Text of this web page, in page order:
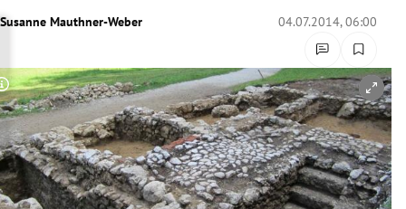
Untermenü
Untermenü
Untermenü
Untermenü
Susanne Mauthner-Weber 04.07.2014, 06:00
Copyright-Hinweis öffnen/schließen